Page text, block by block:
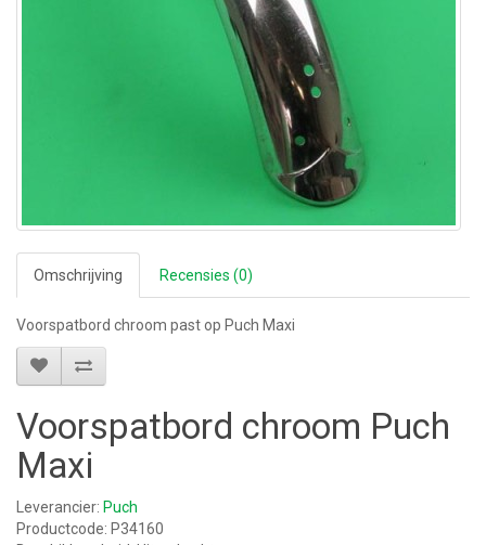
Omschrijving Recensies (0)
Voorspatbord chroom past op Puch Maxi
Voorspatbord chroom Puch
Maxi
Leverancier: Puch
Productcode: P34160